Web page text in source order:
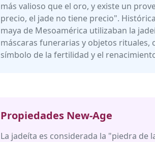
más valioso que el oro, y existe un
precio, el jade no tiene precio".
maya de Mesoamérica utilizaban la
máscaras funerarias y objetos rituales,
símbolo de la fertilidad y el
Propiedades New-Age
La jadeíta es considerada la "piedra de